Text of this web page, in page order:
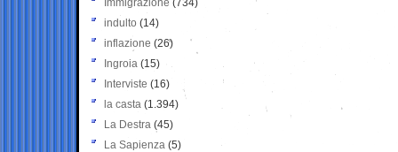
Immigrazione (734)
indulto (14)
inflazione (26)
Ingroia (15)
Interviste (16)
la casta (1.394)
La Destra (45)
La Sapienza (5)